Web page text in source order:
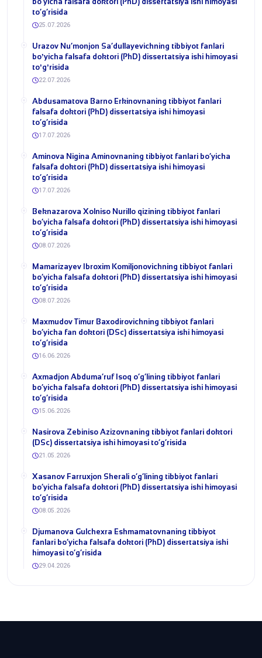
to‘g‘risida
25.07.2026
Urazov Nu’monjon Sa’dullayevichning tibbiyot fanlari
boʼyicha falsafa doktori (PhD) dissertatsiya ishi himoyasi
toʼgʼrisida
22.07.2026
Abdusamatova Barno Erkinovnaning tibbiyot fanlari
falsafa doktori (PhD) dissertatsiya ishi himoyasi
to‘g‘risida
17.07.2026
Aminova Nigina Aminovnaning tibbiyot fanlari bo‘yicha
falsafa doktori (PhD) dissertatsiya ishi himoyasi
to‘g‘risida
17.07.2026
Beknazarova Xolniso Nurillo qizining tibbiyot fanlari
bo‘yicha falsafa doktori (PhD) dissertatsiya ishi himoyasi
to‘g‘risida
08.07.2026
Mamarizayev Ibroxim Komiljonovichning tibbiyot fanlari
bo‘yicha falsafa doktori (PhD) dissertatsiya ishi himoyasi
to‘g‘risida
08.07.2026
Maxmudov Timur Baxodirovichning tibbiyot fanlari
bo‘yicha fan doktori (DSc) dissertatsiya ishi himoyasi
to‘g‘risida
16.06.2026
Axmadjon Abduma’ruf Isoq o‘g‘lining tibbiyot fanlari
bo‘yicha falsafa doktori (PhD) dissertatsiya ishi himoyasi
to‘g‘risida
15.06.2026
​Nasirova Zebiniso Azizovnaning tibbiyot fanlari doktori
(DSc) dissertatsiya ishi himoyasi to‘g‘risida
21.05.2026
Xasanov Farruxjon Sherali o‘g‘lining tibbiyot fanlari
bo‘yicha falsafa doktori (PhD) dissertatsiya ishi himoyasi
to‘g‘risida
08.05.2026
Djumanova Gulchexra Eshmamatovnaning tibbiyot
fanlari bo‘yicha falsafa doktori (PhD) dissertatsiya ishi
himoyasi to‘g‘risida
29.04.2026